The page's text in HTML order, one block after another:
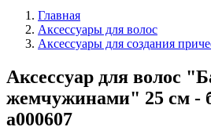
Главная
Аксессуары для волос
Аксессуары для создания
Аксессуар для волос
жемчужинами" 25 см -
a000607